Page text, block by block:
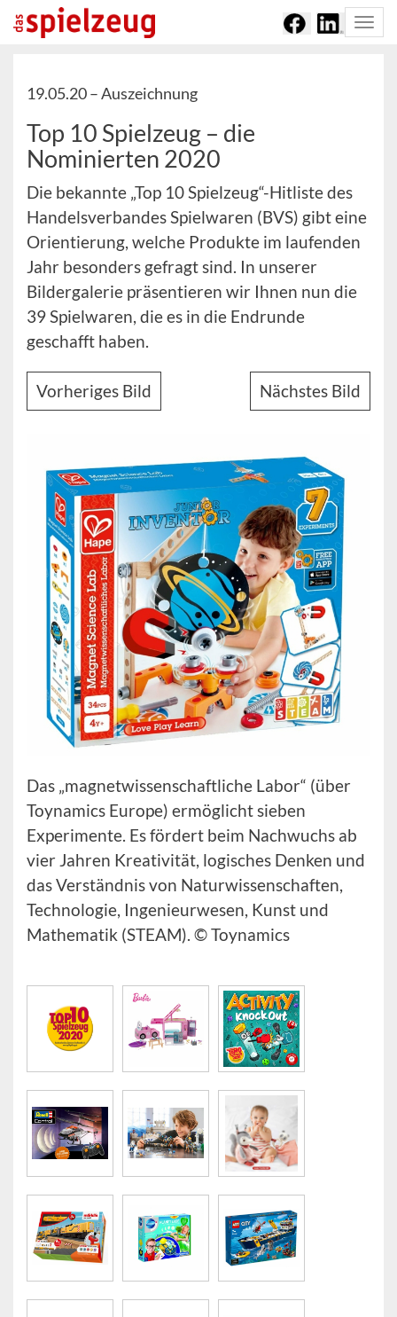
19.05.20 –Auszeichnung
Top 10 Spielzeug – die
Nominierten 2020
Die bekannte „Top 10 Spielzeug“-Hitliste des
Handelsverbandes Spielwaren (BVS) gibt eine
Orientierung, welche Produkte im laufenden
Jahr besonders gefragt sind. In unserer
Bildergalerie präsentieren wir Ihnen nun die
39 Spielwaren, die es in die Endrunde
geschafft haben.
Vorheriges Bild Nächstes Bild
Das „magnetwissenschaftliche Labor“ (über
Toynamics Europe) ermöglicht sieben
Experimente. Es fördert beim Nachwuchs ab
vier Jahren Kreativität, logisches Denken und
das Verständnis von Naturwissenschaften,
Technologie, Ingenieurwesen, Kunst und
Mathematik (STEAM). © Toynamics